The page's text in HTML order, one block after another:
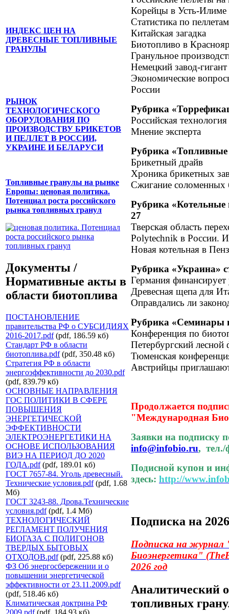
ИНДЕКС ЦЕН НА
ДРЕВЕСНЫЕ ТОПЛИВНЫЕ
ГРАНУЛЫ
РЫНОК
ТЕХНОЛОГИЧЕСКОГО
ОБОРУДОВАНИЯ ПО
ПРОИЗВОДСТВУ БРИКЕТОВ
И ПЕЛЛЕТ В РОССИИ,
УКРАИНЕ И БЕЛАРУСИ
Топливные гранулы на рынке
Европы: ценовая политика.
Потенциал роста российского
рынка топливных гранул
Документы /
Нормативные акты в
области биотоплива
ПОСТАНОВЛЕНИЕ
правительства РФ о СУБСИДИЯХ
2016-2017.pdf(pdf, 186.59 кб)
Стандарт РФ в области
биотоплива.pdf(pdf, 350.48 кб)
Стратегия РФ в области
энергоэффективности до 2030.pdf
(pdf, 839.79 кб)
ОСНОВНЫЕ НАПРАВЛЕНИЯ
ГОС ПОЛИТИКИ В СФЕРЕ
ПОВЫШЕНИЯ
ЭНЕРГЕТИЧЕСКОЙ
ЭФФЕКТИВНОСТИ
ЭЛЕКТРОЭНЕРГЕТИКИ НА
ОСНОВЕ ИСПОЛЬЗОВАНИЯ
ВИЭ НА ПЕРИОД ДО 2020
ГОДА.pdf(pdf, 189.01 кб)
ГОСТ 7657-84. Уголь древесный.
Технические условия.pdf(pdf, 1.68
Мб)
ГОСТ 3243-88. Дрова.Технические
условия.pdf(pdf, 1.4 Мб)
ТЕХНОЛОГИЧЕСКИЙ
РЕГЛАМЕНТ ПОЛУЧЕНИЯ
БИОГАЗА С ПОЛИГОНОВ
ТВЕРДЫХ БЫТОВЫХ
ОТХОДОВ.pdf(pdf, 225.88 кб)
ФЗ Об энергосбережении и о
повышении энергетической
эффективности от 23.11.2009.pdf
(pdf, 518.46 кб)
Климатическая доктрина РФ
2009.pdf(pdf, 184.93 кб)
Корейцы в Усть-Илиме
Статистика по пеллетам
Китайская загадка
Биотопливо в
Гранульное
Немецкий завод-
Экономические
России
Рубрика
Российская
Мнение эксперта
Рубрика «Топливные
Брикетный драйв
Хроника брикетных
Сжигание соломенных
Рубрика «Котельные
27
Тверская область
Polytechnik в России.
Новая котельная в
Рубрика «Украина»
Германия
Древесная щепа для
Оправдались ли
Рубрика «Семинары
Конференция по
Петербургский
Тюменская
Австрийцы
Продолжается
"Международная
Заявки на подписку
info@infobio.ru, тел./
Подисной купон и
здесь: http://
Подписка на 2026
Подписка на журнал
Биоэнергетика"
2026 год
Аналитический
топливных